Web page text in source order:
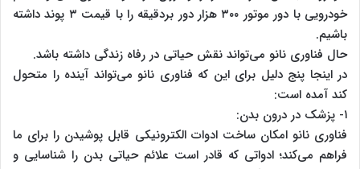
خودرویی با دور موتور ۳۰۰ هزار دور بردقیقه را با قیمت ۳ پوند داشته
باشیم.
حال فناوری نانو می‌تواند نقش حیاتی در رفاه زندگی داشته باشد.
در اینجا پنج دلیل برای این که فناوری نانو می‌تواند آینده را متحول
کند آمده است:
۱- پزشک در درون بدن:
فناوری‌ نانو امکان ساخت ادوات الکترونیکی قابل پوشیدن را برای ما
فراهم می‌کند؛ ادواتی که قادر است علائم حیاتی بدن را شناسایی و